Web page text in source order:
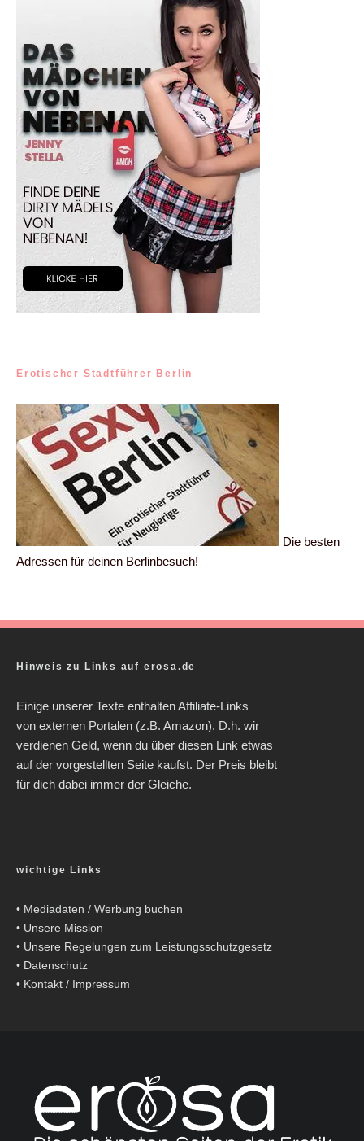
Erotischer Stadtführer Berlin
Die besten
Adressen für deinen Berlinbesuch!
Hinweis zu Links auf erosa.de
Einige unserer Texte enthalten Affiliate-Links
von externen Portalen (z.B. Amazon). D.h. wir
verdienen Geld, wenn du über diesen Link etwas
auf der vorgestellten Seite kaufst. Der Preis bleibt
für dich dabei immer der Gleiche.
wichtige Links
• Mediadaten / Werbung buchen
• Unsere Mission
• Unsere Regelungen zum Leistungsschutzgesetz
• Datenschutz
• Kontakt / Impressum